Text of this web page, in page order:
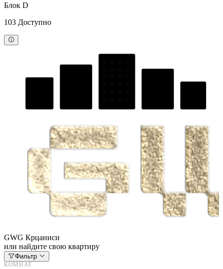
Блок D
103 Доступно
GWG Крцаниси
или найдите свою квартиру
Фильтр
КОМНАТ